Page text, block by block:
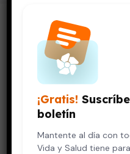
Salud Mental
Ya existen lentes que
enfermedades
SALUD MENTAL VIDA
Ya existen
ver emociones
19 de abril, 2022 4 min de
¡Gratis!
boletín
Mantente al día con
Vida y Salud tiene